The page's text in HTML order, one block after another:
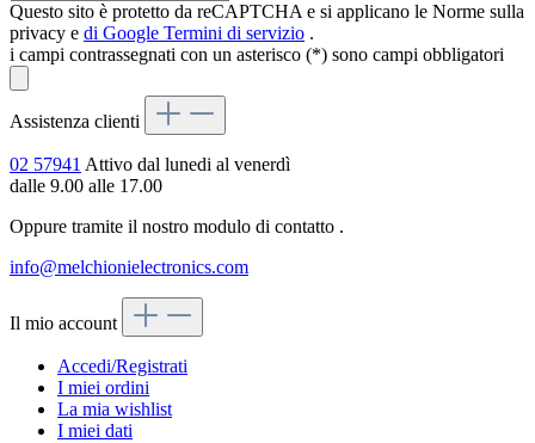
Questo sito è protetto da reCAPTCHA e si applicano le Norme sulla
privacy e di Google Termini di servizio .
i campi contrassegnati con un asterisco (*) sono campi obbligatori
Assistenza clienti
02 57941 Attivo dal lunedi al venerdì
dalle 9.00 alle 17.00
Oppure tramite il nostro modulo di contatto .
info@melchionielectronics.com
Il mio account
Accedi/Registrati
I miei ordini
La mia wishlist
I miei dati